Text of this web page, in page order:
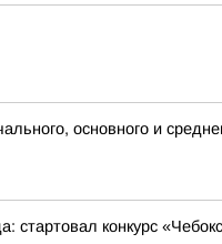
основного и
стартовал конкурс